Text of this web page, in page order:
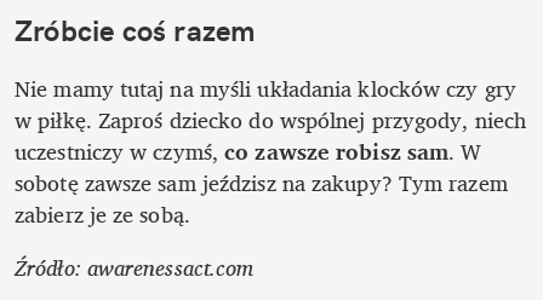
Zróbcie coś razem
Nie mamy tutaj na myśli układania klocków czy gry
w piłkę. Zaproś dziecko do wspólnej przygody, niech
uczestniczy w czymś, co zawsze robisz sam. W
sobotę zawsze sam jeździsz na zakupy? Tym razem
zabierz je ze sobą.
Źródło: awarenessact.com